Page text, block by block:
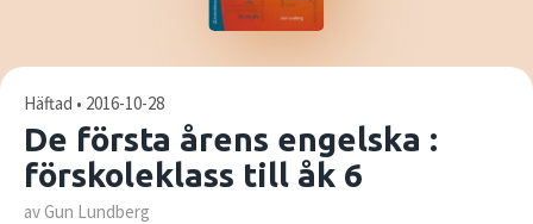
Häftad • 2016-10-28
De första årens engelska :
förskoleklass till åk 6
av Gun Lundberg